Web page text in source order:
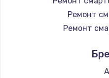
Ремонт
Ремонт
Ремонт
Ремонт